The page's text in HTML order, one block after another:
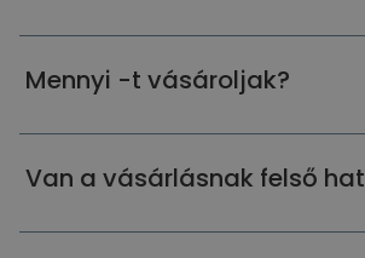
Mennyi -t vásároljak?
Van a vásárlásnak felső